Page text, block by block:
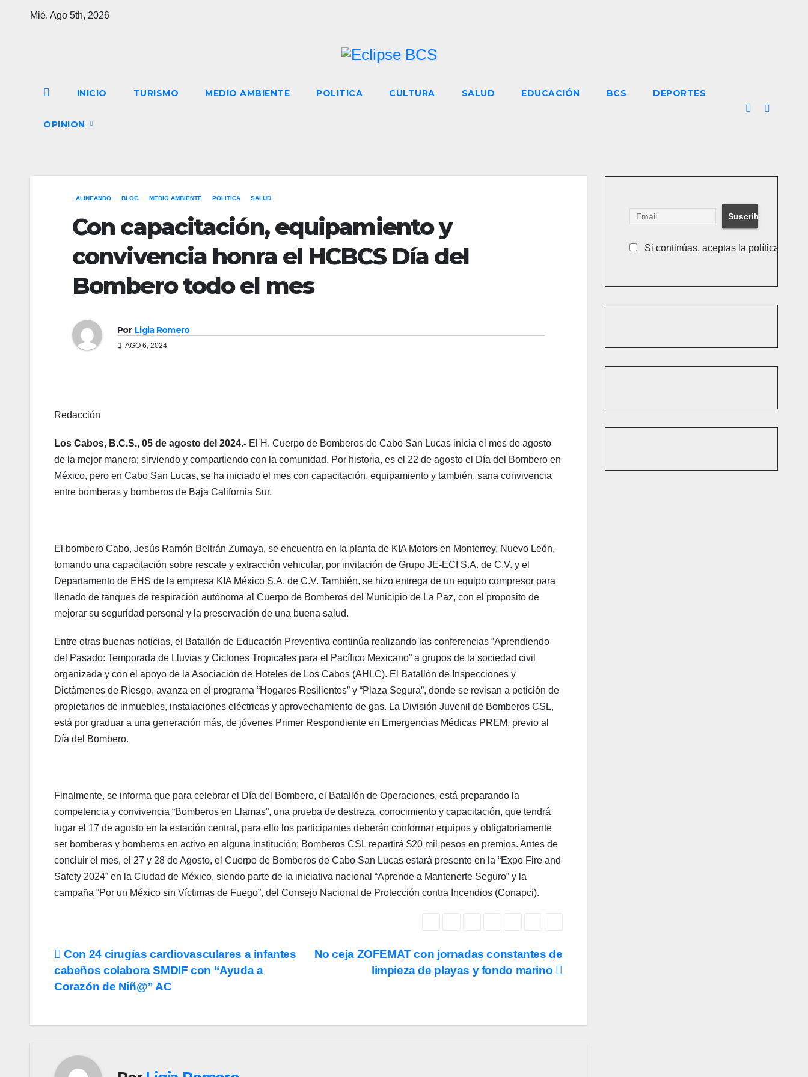
Mié. Ago 5th, 2026
INICIO TURISMO MEDIO AMBIENTE POLITICA CULTURA SALUD EDUCACIÓN BCS DEPORTES
OPINION
ALINEANDO BLOG MEDIO AMBIENTE POLITICA SALUD
Con capacitación, equipamiento y
convivencia honra el HCBCS Día del
Bombero todo el mes
Por Ligia Romero
AGO 6, 2024
Redacción
Los Cabos, B.C.S., 05 de agosto del 2024.- El H. Cuerpo de Bomberos de Cabo San Lucas inicia el mes de agosto
de la mejor manera; sirviendo y compartiendo con la comunidad. Por historia, es el 22 de agosto el Día del Bombero en
México, pero en Cabo San Lucas, se ha iniciado el mes con capacitación, equipamiento y también, sana convivencia
entre bomberas y bomberos de Baja California Sur.
El bombero Cabo, Jesús Ramón Beltrán Zumaya, se encuentra en la planta de KIA Motors en Monterrey, Nuevo León,
tomando una capacitación sobre rescate y extracción vehicular, por invitación de Grupo JE-ECI S.A. de C.V. y el
Departamento de EHS de la empresa KIA México S.A. de C.V. También, se hizo entrega de un equipo compresor para
llenado de tanques de respiración autónoma al Cuerpo de Bomberos del Municipio de La Paz, con el proposito de
mejorar su seguridad personal y la preservación de una buena salud.
Entre otras buenas noticias, el Batallón de Educación Preventiva continúa realizando las conferencias “Aprendiendo
del Pasado: Temporada de Lluvias y Ciclones Tropicales para el Pacífico Mexicano” a grupos de la sociedad civil
organizada y con el apoyo de la Asociación de Hoteles de Los Cabos (AHLC). El Batallón de Inspecciones y
Dictámenes de Riesgo, avanza en el programa “Hogares Resilientes” y “Plaza Segura”, donde se revisan a petición de
propietarios de inmuebles, instalaciones eléctricas y aprovechamiento de gas. La División Juvenil de Bomberos CSL,
está por graduar a una generación más, de jóvenes Primer Respondiente en Emergencias Médicas PREM, previo al
Día del Bombero.
Finalmente, se informa que para celebrar el Día del Bombero, el Batallón de Operaciones, está preparando la
competencia y convivencia “Bomberos en Llamas”, una prueba de destreza, conocimiento y capacitación, que tendrá
lugar el 17 de agosto en la estación central, para ello los participantes deberán conformar equipos y obligatoriamente
ser bomberas y bomberos en activo en alguna institución; Bomberos CSL repartirá $20 mil pesos en premios. Antes de
concluir el mes, el 27 y 28 de Agosto, el Cuerpo de Bomberos de Cabo San Lucas estará presente en la “Expo Fire and
Safety 2024” en la Ciudad de México, siendo parte de la iniciativa nacional “Aprende a Mantenerte Seguro” y la
campaña “Por un México sin Víctimas de Fuego”, del Consejo Nacional de Protección contra Incendios (Conapci).
Navegación
de
No ceja ZOFEMAT con jornadas constantes de
limpieza de playas y fondo marino
Con 24 cirugías cardiovasculares a infantes
cabeños colabora SMDIF con “Ayuda a
Corazón de Niñ@” AC
Si continúas, aceptas la política de